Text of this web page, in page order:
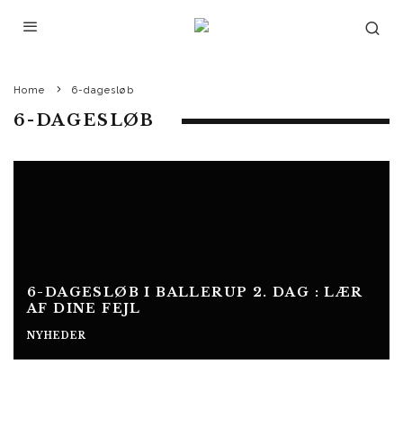
Home 6-dagesløb
6-DAGESLØB
6-DAGESLØB I BALLERUP 2. DAG : LÆR
AF DINE FEJL
NYHEDER